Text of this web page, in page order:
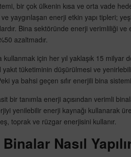
bir çok ülkenin kısa ve orta vade
yaygınlaşan enerji etkin yapı tipleri;
Bina sektöründe enerji verimliliği ve
azaltmadır.
için her yıl yaklaşık 15 milyar
tüketiminin düşürülmesi ve
ya bahsi geçen sıfır enerjili bina
bir tanımla enerji açısından verimli
yenilebilir enerji kaynağı kullanarak
toprak ve rüzgar enerjisini kullanır.
Nasıl